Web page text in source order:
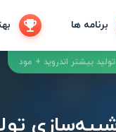
برنامه ها